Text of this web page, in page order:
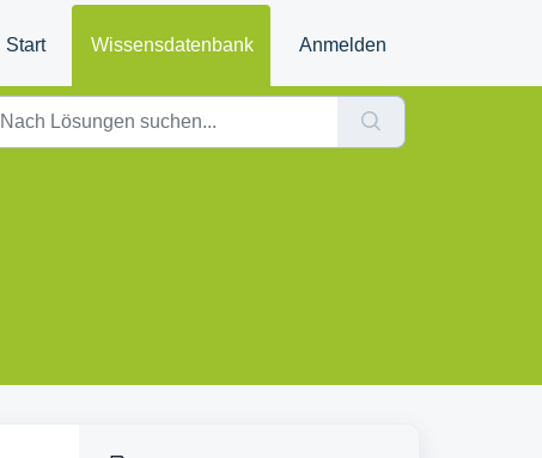
Start Wissensdatenbank Anmelden